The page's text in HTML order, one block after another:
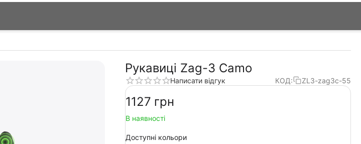
Рукавиці Zag-3 Camo
Написати відгук КОД: ZL3-zag3c-55
‍1127‍ грн
В наявності
Доступні кольори